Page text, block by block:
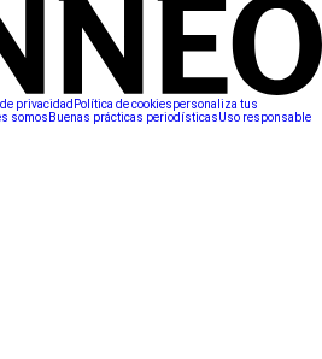
privacidad Política de cookiespersonaliza tus
somos Buenas prácticas periodísticasUso responsable